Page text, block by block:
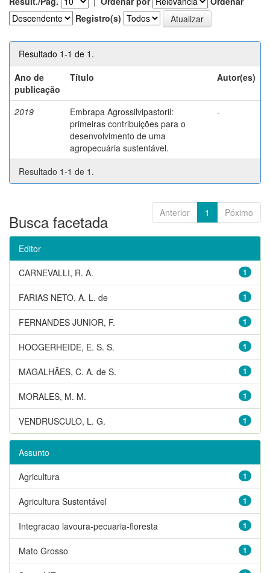
Registro(s)
Resultado 1-1 de 1.
Ano de
publicação
Título Autor(es)
2019
Embrapa Agrossilvipastoril:
primeiras contribuições para o
desenvolvimento de uma
agropecuária sustentável.
-
Resultado 1-1 de 1.
Anterior 1 Póximo
Busca facetada
Editor
1
CARNEVALLI, R. A.
1
FARIAS NETO, A. L. de
1
FERNANDES JUNIOR, F.
1
HOOGERHEIDE, E. S. S.
1
MAGALHÃES, C. A. de S.
1
MORALES, M. M.
1
VENDRUSCULO, L. G.
Assunto
1
Agricultura
1
Agricultura Sustentável
1
Integracao lavoura-pecuaria-floresta
1
Mato Grosso